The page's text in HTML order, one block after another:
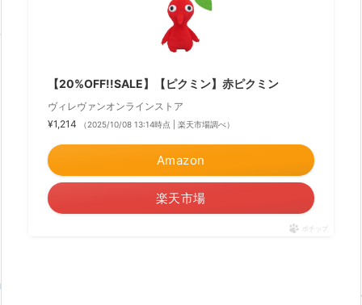
【20%OFF!!SALE】【ピクミン】赤ピクミン
ヴィレヴァンオンラインストア
¥1,214
（2025/10/08 13:14時点 | 楽天市場調べ）
Amazon
楽天市場
ポチップ